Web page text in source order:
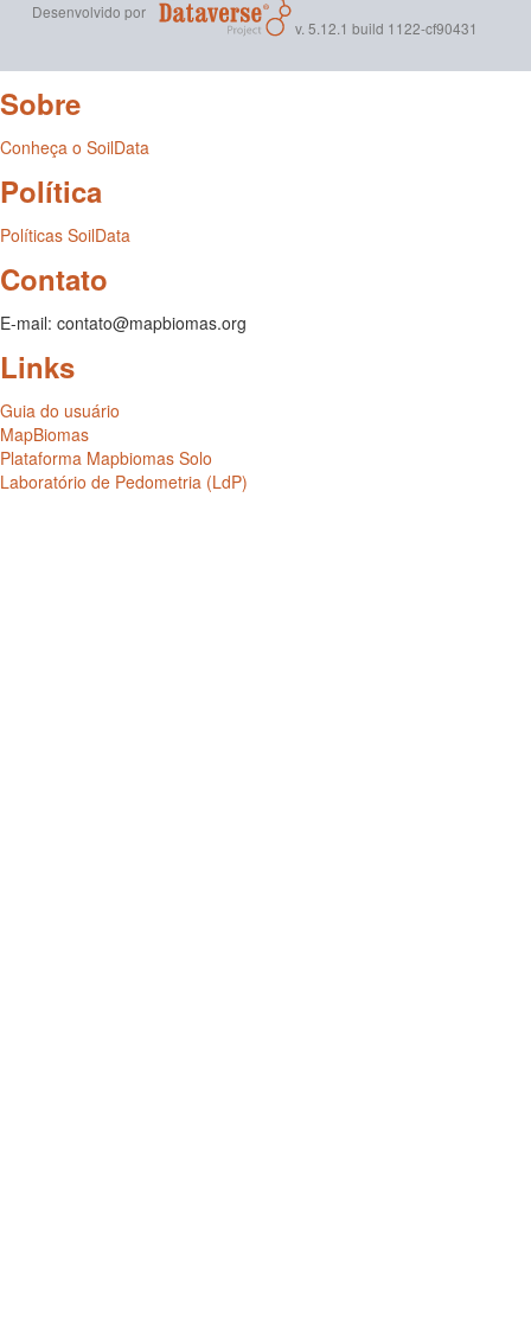
Desenvolvido por
v. 5.12.1 build 1122-cf90431
Sobre
Conheça o SoilData
Política
Políticas SoilData
Contato
E-mail: contato@mapbiomas.org
Links
Guia do usuário
MapBiomas
Plataforma Mapbiomas Solo
Laboratório de Pedometria (LdP)